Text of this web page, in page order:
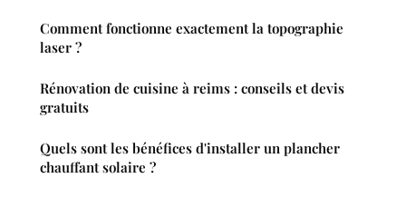
Comment fonctionne exactement la topographie
laser ?
Rénovation de cuisine à reims : conseils et devis
gratuits
Quels sont les bénéfices d'installer un plancher
chauffant solaire ?